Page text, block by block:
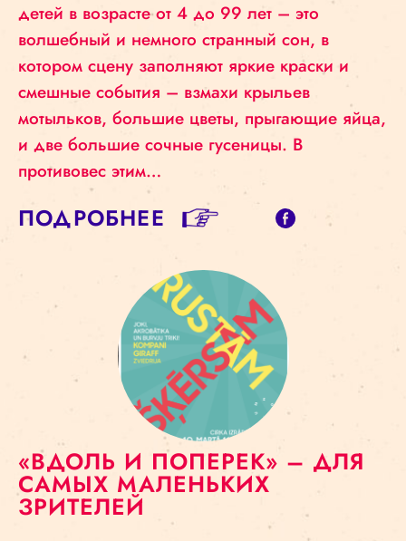
детей в возрасте от 4 до 99 лет – это
волшебный и немного странный сон, в
котором сцену заполняют яркие краски и
смешные события – взмахи крыльев
мотыльков, большие цветы, прыгающие яйца,
и две большие сочные гусеницы. В
противовес этим…
ПОДРОБНЕЕ
«ВДОЛЬ И ПОПЕРЕК» – ДЛЯ
САМЫХ МАЛЕНЬКИХ
ЗРИТЕЛЕЙ